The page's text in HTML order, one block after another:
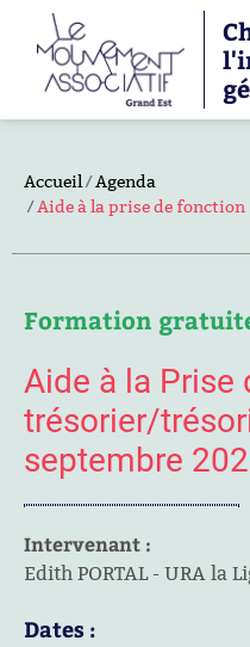
Accueil
Agenda
Aide à la prise de
Formation
Aide à la Prise
trésorier/
septembre
Intervenant :
Edith PORTAL - URA la
Dates :